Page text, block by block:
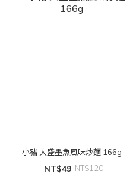
小豬 大盛墨魚風味炒麵 166g
NT$49 NT$120